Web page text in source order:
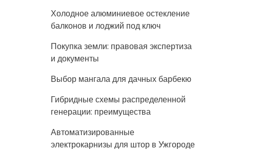
Холодное алюминиевое остекление
балконов и лоджий под ключ
Покупка земли: правовая экспертиза
и документы
Выбор мангала для дачных барбекю
Гибридные схемы распределенной
генерации: преимущества
Автоматизированные
электрокарнизы для штор в Ужгороде